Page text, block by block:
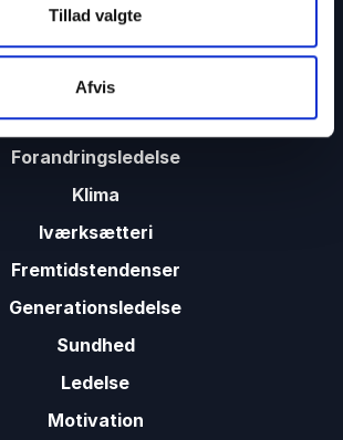
Tillad valgte
Afvis
Kunstig intelligens
Forandringsledelse
Klima
Iværksætteri
Fremtidstendenser
Generationsledelse
Sundhed
Ledelse
Motivation